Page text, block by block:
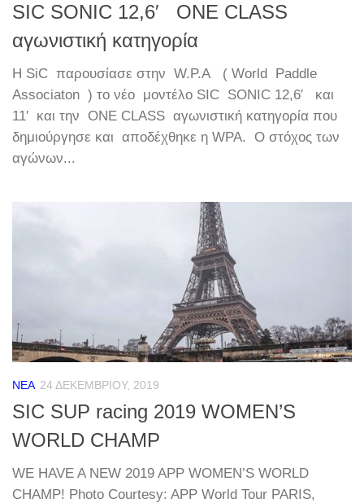
SIC SONIC 12,6′ ONE CLASS
αγωνιστική κατηγορία
Η SiC παρουσίασε στην W.P.A ( World Paddle
Associaton ) το νέο μοντέλο SIC SONIC 12,6′ και
11′ και την ONE CLASS αγωνιστική κατηγορία που
δημιούργησε και αποδέχθηκε η WPA. Ο στόχος των
αγώνων...
ΝΈΑ 24 ΔΕΚΕΜΒΡΊΟΥ, 2019
SIC SUP racing 2019 WOMEN’S
WORLD CHAMP
WE HAVE A NEW 2019 APP WOMEN’S WORLD
CHAMP! Photo Courtesy: APP World Tour PARIS,